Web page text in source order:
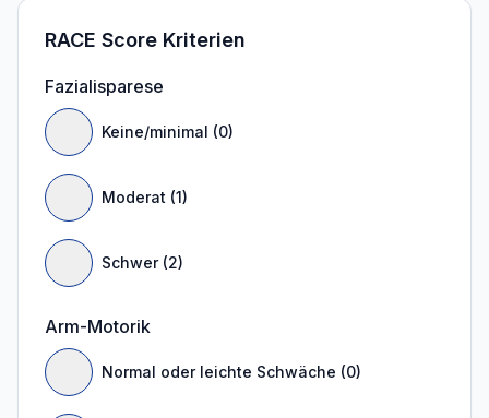
RACE Score Kriterien
Fazialisparese
Keine/minimal (0)
Moderat (1)
Schwer (2)
Arm-Motorik
Normal oder leichte Schwäche (0)